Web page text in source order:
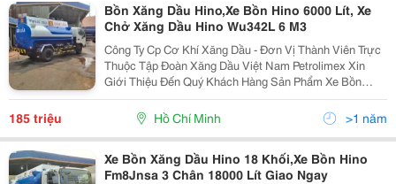
Bồn Xăng Dầu Hino,Xe Bồn Hino 6000 Lít, Xe
Chở Xăng Dầu Hino Wu342L 6 M3
Công Ty Cp Cơ Khí Xăng Dầu - Đơn Vị Thành Viên Trực
Thuộc Tập Đoàn Xăng Dầu Việt Nam Petrolimex Xin
Giới Thiệu Đến Quý Khách Hàng Sản Phẩm Xe Bồn
Xăng Dầu Hino Wu342L Thể Tích 6000 Lít , Được Thiết
Kế Sản Xuất Mới 100% Trên Nền Xe Hino Dutro Wu342L
185 triệu Hồ Chí Minh >1 năm
Xe Bồn Xăng Dầu Hino 18 Khối,Xe Bồn Hino
Fm8Jnsa 3 Chân 18000 Lít Giao Ngay